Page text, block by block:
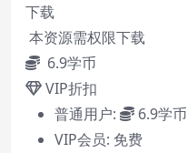
下载
本资源需权限下载
6.9学币
VIP折扣
普通用户:
6.9学币
VIP会员: 免费